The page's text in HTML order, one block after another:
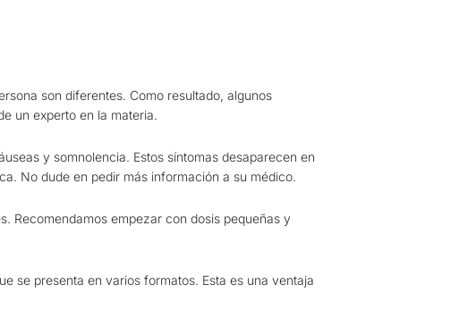
son diferentes. Como resultado, algunos
un experto en la materia.
y somnolencia. Estos síntomas desaparecen en
No dude en pedir más información a su médico.
Recomendamos empezar con dosis pequeñas y
se presenta en varios formatos. Esta es una ventaja